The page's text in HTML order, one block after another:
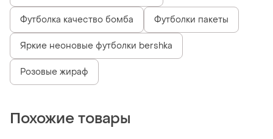
Футболка качество бомба Футболки пакеты
Яркие неоновые футболки bershka
Розовые жираф
Похожие товары